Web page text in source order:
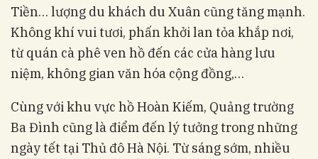
Tiền… lượng du khách du Xuân cũng tăng mạnh.
Không khí vui tươi, phấn khởi lan tỏa khắp nơi,
từ quán cà phê ven hồ đến các cửa hàng lưu
niệm, không gian văn hóa cộng đồng,…
Cùng với khu vực hồ Hoàn Kiếm, Quảng trường
Ba Đình cũng là điểm đến lý tưởng trong những
ngày tết tại Thủ đô Hà Nội. Từ sáng sớm, nhiều